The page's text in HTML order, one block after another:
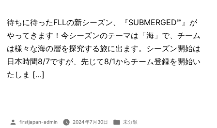
待ちに待ったFLLの新シーズン、『SUBMERGED℠』が
やってきます！今シーズンのテーマは「海」で、チーム
は様々な海の層を探究する旅に出ます。シーズン開始は
日本時間8/7ですが、先じて8/1からチーム登録を開始い
たしま […]
投
firstjapan-admin 2024年7月30日 カ
未分類